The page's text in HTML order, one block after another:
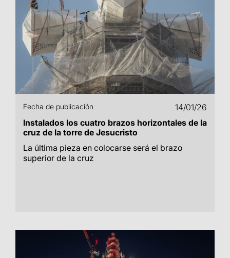
Fecha de publicación
14/01/26
Instalados los cuatro brazos horizontales de la
cruz de la torre de Jesucristo
La última pieza en colocarse será el brazo
superior de la cruz